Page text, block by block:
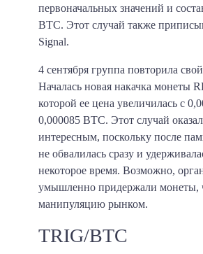
первоначальных значений и
BTC. Этот случай также
Signal.
4 сентября группа повторила
Началась новая накачка монеты
которой ее цена увеличилась с
0,000085 BTC. Этот случай
интересным, поскольку после
не обвалилась сразу и
некоторое время. Возможно,
умышленно придержали монеты,
манипуляцию рынком.
TRIG/BTC